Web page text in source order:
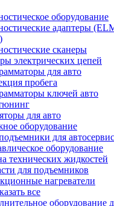
оборудование
адаптеры
сканеры
электрических цепей
для авто
пробега
ключей авто
для авто
оборудование
для
оборудование
технических жидкостей
для подъемников
нагреватели
все
оборудование